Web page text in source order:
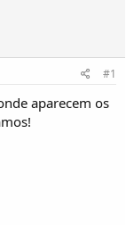
#1
aparecem os